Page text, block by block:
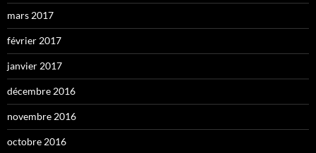
mars 2017
février 2017
janvier 2017
décembre 2016
novembre 2016
octobre 2016